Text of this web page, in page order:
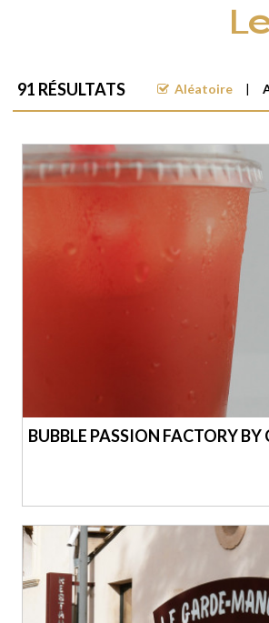
91 RÉSULTATS Aléatoire
BUBBLE PASSION FACTORY BY